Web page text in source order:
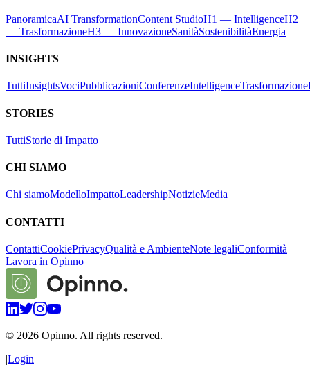
PanoramicaAI TransformationContent StudioH1 — IntelligenceH2
— TrasformazioneH3 — InnovazioneSanitàSostenibilitàEnergia
INSIGHTS
TuttiInsightsVociPubblicazioniConferenzeIntelligenceTrasformazione
STORIES
TuttiStorie di Impatto
CHI SIAMO
Chi siamoModelloImpattoLeadershipNotizieMedia
CONTATTI
ContattiCookiePrivacyQualità e AmbienteNote legaliConformità
Lavora in Opinno
© 2026 Opinno. All rights reserved.
|Login